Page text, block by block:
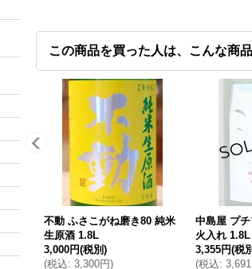
この商品を買った人は、こんな商
不動 ふさこがね磨き80 純米
生原酒 1.8L
3,000円(税別)
(税込: 3,300円)
中島屋 プ
火入れ 1.8L
3,355円(税
(税込: